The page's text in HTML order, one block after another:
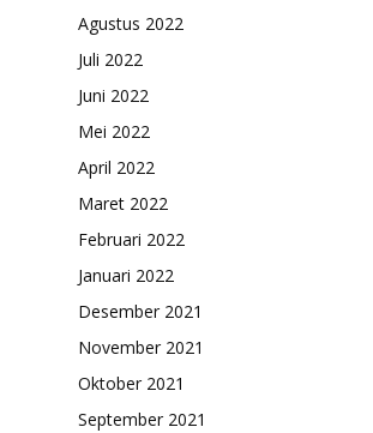
Agustus 2022
Juli 2022
Juni 2022
Mei 2022
April 2022
Maret 2022
Februari 2022
Januari 2022
Desember 2021
November 2021
Oktober 2021
September 2021